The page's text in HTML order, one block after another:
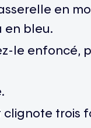
en
en bleu.
le enfoncé,
trois